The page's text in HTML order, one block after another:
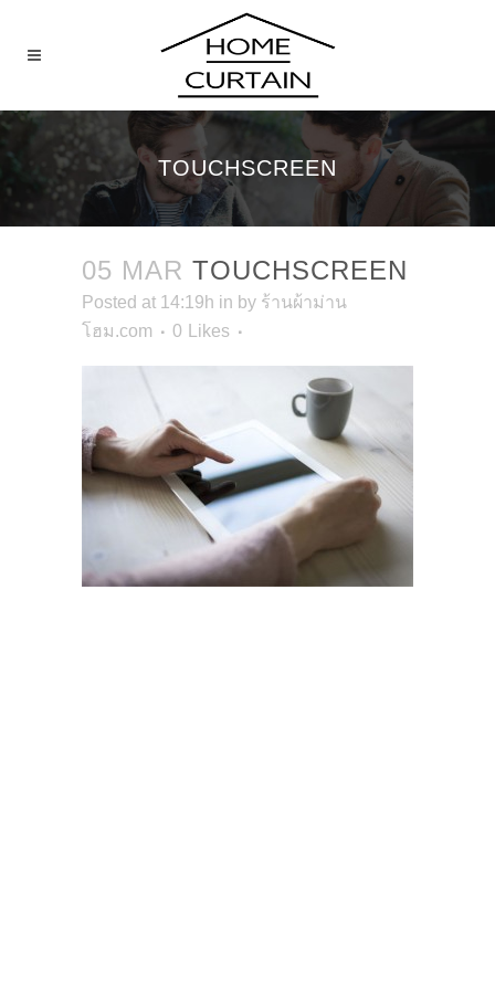
TOUCHSCREEN
05 MAR TOUCHSCREEN
Posted at 14:19h in by ร้านผ้าม่าน
โฮม.com
0 Likes